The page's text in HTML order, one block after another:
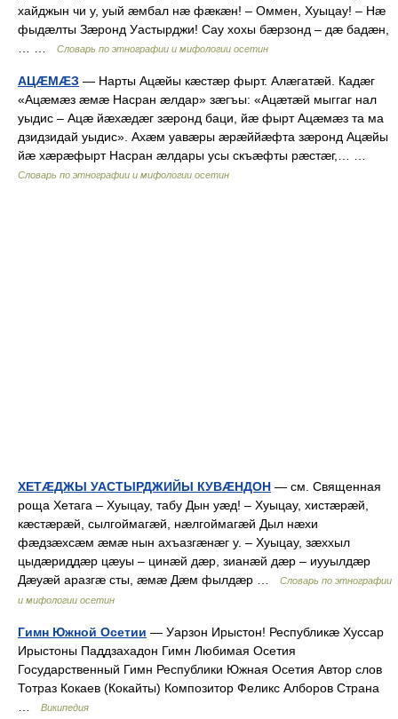
хайджын чи у, уый æмбал нæ фæкæн! – Оммен, Хуыцау! – Hæ
фыдæлты Зæронд Уастырджи! Сау хохы бæрзонд – дæ бадæн,
Словарь по этнографии и мифологии осетин
АЦÆМÆЗ — Нарты Ацæйы кæстæр фырт. Алæгатæй. Кадæг
«Ацæмæз æмæ Насран æлдар» зæгъы: «Ацæтæй мыггаг нал
уыдис – Ацæ йæхæдæг зæронд баци, йæ фырт Ацæмæз та ма
дзидзидай уыдис». Ахæм уавæры æрæййæфта зæронд Ацæйы
йæ хæрæфырт Насран æлдары усы скъæфты рæстæг,… …
Словарь по этнографии и мифологии осетин
ХЕТÆДЖЫ УАСТЫРДЖИЙЫ КУВÆНДОН — см. Священная
роща Хетага – Хуыцау, табу Дын уæд! – Хуыцау, хистæрæй,
кæстæрæй, сылгоймагæй, нæлгоймагæй Дыл нæхи
фæдзæхсæм æмæ нын ахъазгæнæг у. – Хуыцау, зæххыл
цыдæриддæр цæуы – цинæй дæр, зианæй дæр – иууылдæр
Дæуæй аразгæ сты, æмæ Дæм фылдæр …
Словарь по этнографии
и мифологии осетин
Гимн Южной Осетии — Уарзон Ирыстон! Республикæ Хуссар
Ирыстоны Паддзахадон Гимн Любимая Осетия
Государственный Гимн Республики Южная Осетия Автор слов
Тотраз Кокаев (Кокайты) Композитор Феликс Алборов Страна
Википедия